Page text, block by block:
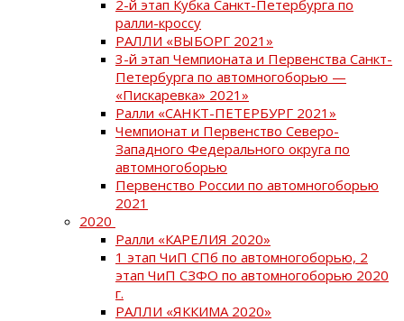
2-й этап Кубка Санкт-Петербурга по
ралли-кроссу
РАЛЛИ «ВЫБОРГ 2021»
3-й этап Чемпионата и Первенства Санкт-
Петербурга по автомногоборью —
«Пискаревка» 2021»
Ралли «САНКТ-ПЕТЕРБУРГ 2021»
Чемпионат и Первенство Северо-
Западного Федерального округа по
автомногоборью
Первенство России по автомногоборью
2021
2020
Ралли «КАРЕЛИЯ 2020»
1 этап ЧиП СПб по автомногоборью, 2
этап ЧиП СЗФО по автомногоборью 2020
г.
РАЛЛИ «ЯККИМА 2020»